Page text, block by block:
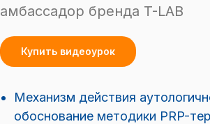
амбассадор бренда T-LAB
Купить видеоурок
Механизм действия
обоснование методики PRP-